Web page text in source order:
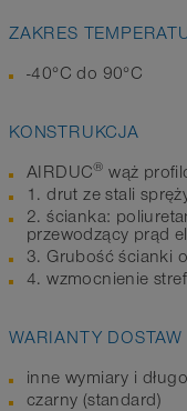
ZAKRES
-40°C do 90°C
KONSTRUKCJA
AIRDUC® wąż
1. drut ze stali
2. ścianka:
przewodzący prąd
3. Grubość ścianki
4. wzmocnienie
WARIANTY DOSTAW
inne wymiary i
czarny (standard)